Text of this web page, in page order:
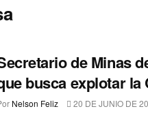
de Minas
busca explotar
Nelson Feliz 20 DE JUNIO DE